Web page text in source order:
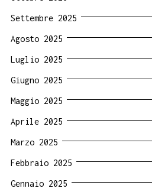
Settembre 2025
Agosto 2025
Luglio 2025
Giugno 2025
Maggio 2025
Aprile 2025
Marzo 2025
Febbraio 2025
Gennaio 2025